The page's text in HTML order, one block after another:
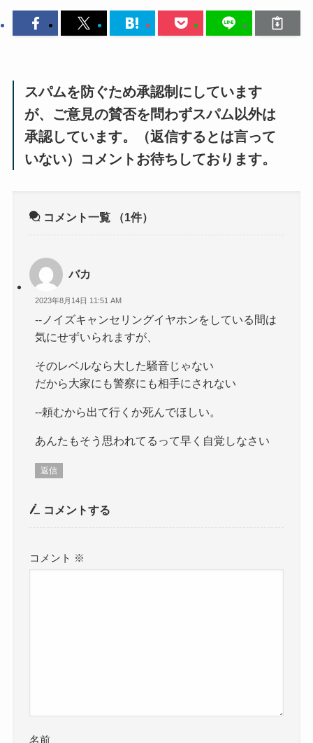
スパムを防ぐため承認制にしています
が、ご意見の賛否を問わずスパム以外は
承認しています。（返信するとは言って
いない）コメントお待ちしております。
コメント一覧 （1件）
バカ
2023年8月14日 11:51 AM
--ノイズキャンセリングイヤホンをしている間は
気にせずいられますが、
そのレベルなら大した騒音じゃない
だから大家にも警察にも相手にされない
--頼むから出て行くか死んでほしい。
あんたもそう思われてるって早く自覚しなさい
返信
コメントする
コメント ※
名前